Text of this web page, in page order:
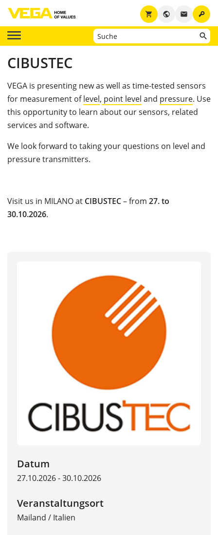
key
email
public
shopping_cart
CIBUSTEC
VEGA is presenting new as well as time-tested sensors
for measurement oflevel, point level and pressure. Use
this opportunity to learn about our sensors, related
services and software.
We look forward to taking your questions on level and
pressure transmitters.
Visit us in MILANO at CIBUSTEC– from 27.to
30.10.2026.
Datum
27.10.2026 - 30.10.2026
Veranstaltungsort
Mailand / Italien